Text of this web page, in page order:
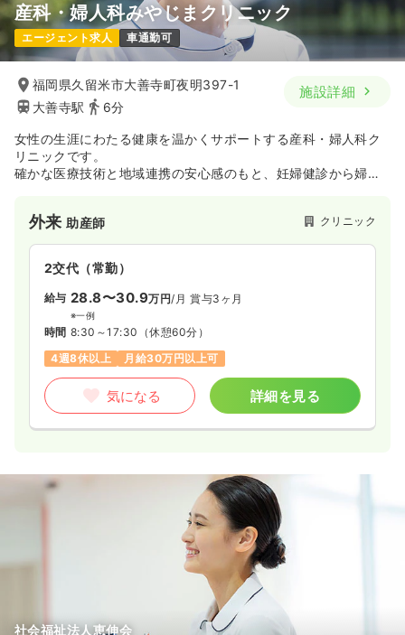
産科・婦人科みやじまクリニック
エージェント求人 車通勤可
福岡県久留米市大善寺町夜明397-1
大善寺駅
6分
施設詳細
女性の生涯にわたる健康を温かくサポートする産科・婦人科ク
リニックです。
確かな医療技術と地域連携の安心感のもと、妊婦健診から婦人
外来 助産師 クリニック
2交代（常勤）
給与 28.8〜30.9万円/月 賞与3ヶ月
※一例
時間 8:30～17:30 （休憩60分）
4週8休以上
月給30万円以上可
気になる 詳細を見る
社会福祉法人恵伸会